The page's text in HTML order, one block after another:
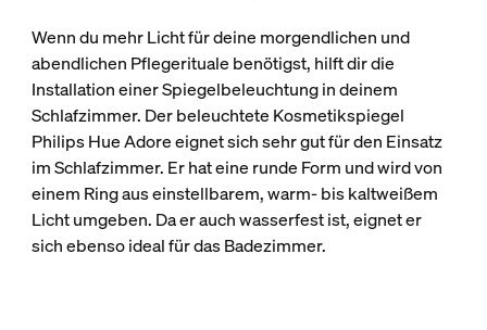
Wenn du mehr Licht für deine morgendlichen und
abendlichen Pflegerituale benötigst, hilft dir die
Installation einer Spiegelbeleuchtung in deinem
Schlafzimmer. Der beleuchtete Kosmetikspiegel
Philips Hue Adore eignet sich sehr gut für den Einsatz
im Schlafzimmer. Er hat eine runde Form und wird von
einem Ring aus einstellbarem, warm- bis kaltweißem
Licht umgeben. Da er auch wasserfest ist, eignet er
sich ebenso ideal für das Badezimmer.